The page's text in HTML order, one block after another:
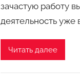
зачастую работу
деятельность уже
Читать далее